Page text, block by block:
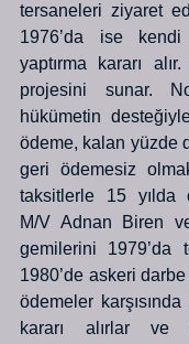
tersaneleri ziyaret
1976’da ise
yaptırma kararı
projesini sunar.
hükümetin
ödeme, kalan yüzde
geri ödemesiz
taksitlerle 15 yılda
M/V Adnan Biren
gemilerini 1979’da
1980’de askeri
ödemeler
kararı alırlar ve